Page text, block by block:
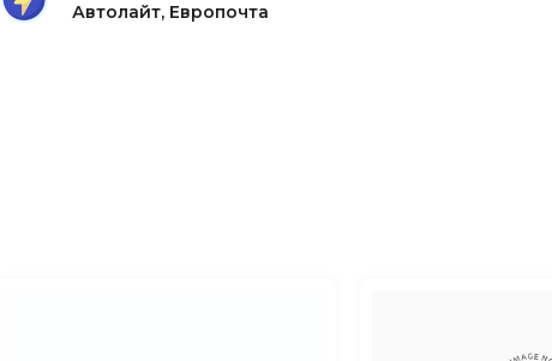
Автолайт, Европочта